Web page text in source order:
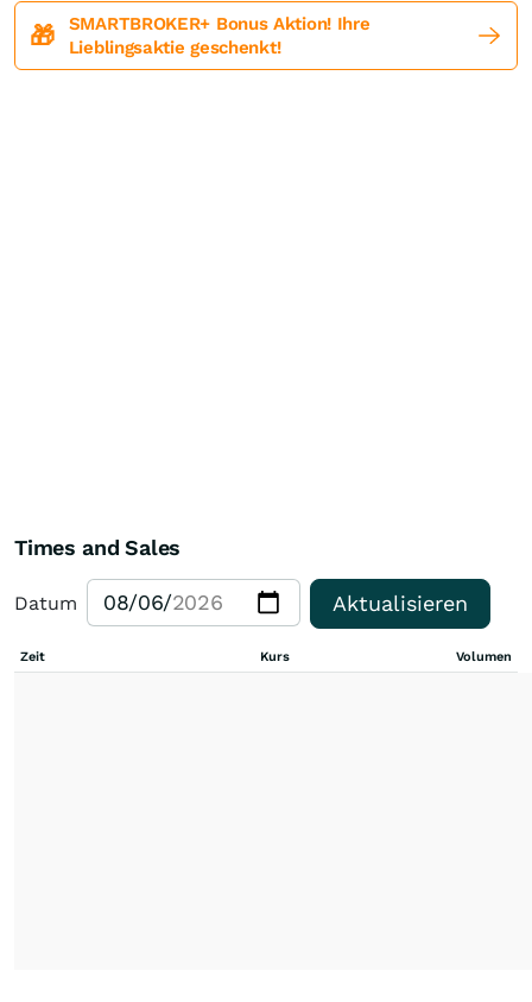
🎁
SMARTBROKER+ Bonus Aktion! Ihre
Lieblingsaktie geschenkt!
Times and Sales
Datum Aktualisieren
Zeit Kurs Volumen